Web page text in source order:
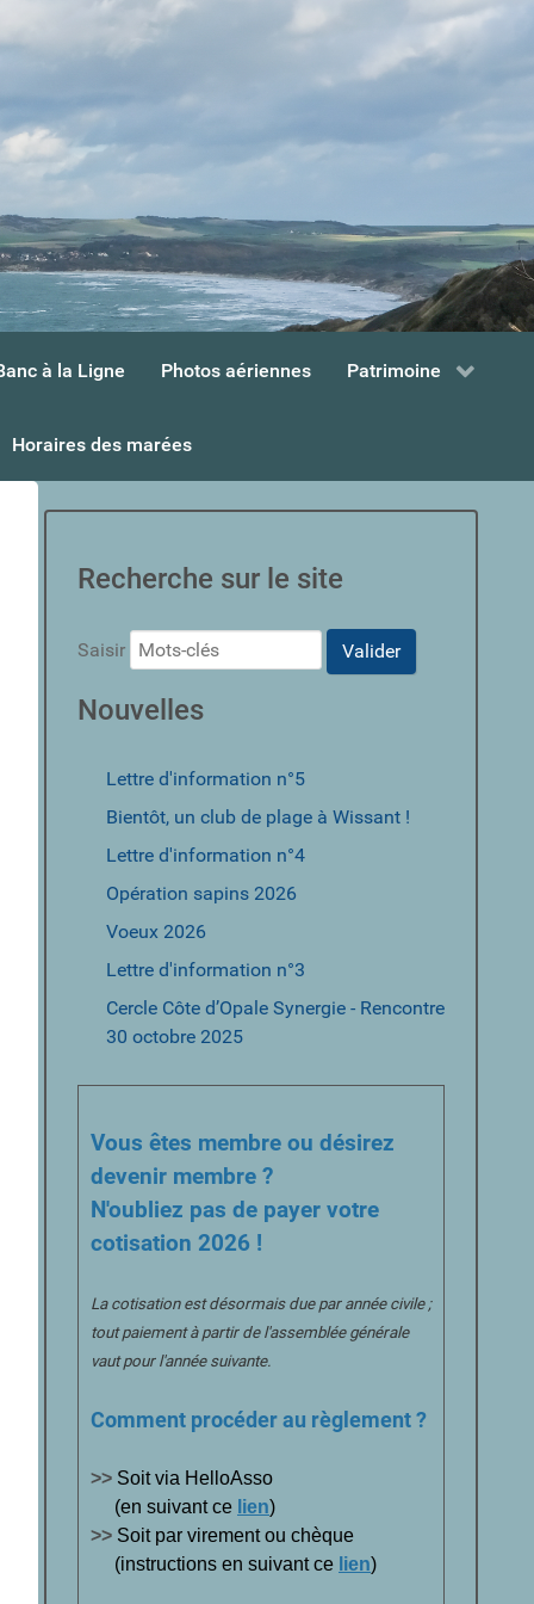
à la Ligne Photos aériennes Patrimoine
Horaires des marées
Recherche sur le site
Saisir Valider
Nouvelles
Lettre d'information n°5
Bientôt, un club de plage à Wissant !
Lettre d'information n°4
Opération sapins 2026
Voeux 2026
Lettre d'information n°3
Cercle Côte d’Opale Synergie - Rencontre
30 octobre 2025
Vous êtes membre ou désirez
devenir membre ?
N'oubliez pas de payer votre
cotisation 2026 !
La cotisation est désormais due par année civile ;
tout paiement à partir de l'assemblée générale
vaut pour l'année suivante.
Comment procéder au règlement ?
>> Soit via HelloAsso
(en suivant ce lien)
>> Soit par virement ou chèque
(instructions en suivant ce lien)